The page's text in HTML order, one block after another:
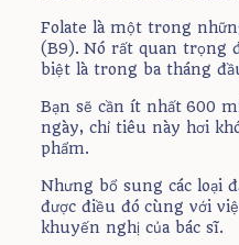
Folate là một trong
(B9). Nó rất quan trọng
biệt là trong ba tháng
Bạn sẽ cần ít nhất 600
ngày, chỉ tiêu này hơi
phẩm.
Nhưng bổ sung các loại
được điều đó cùng với
khuyến nghị của bác sĩ.